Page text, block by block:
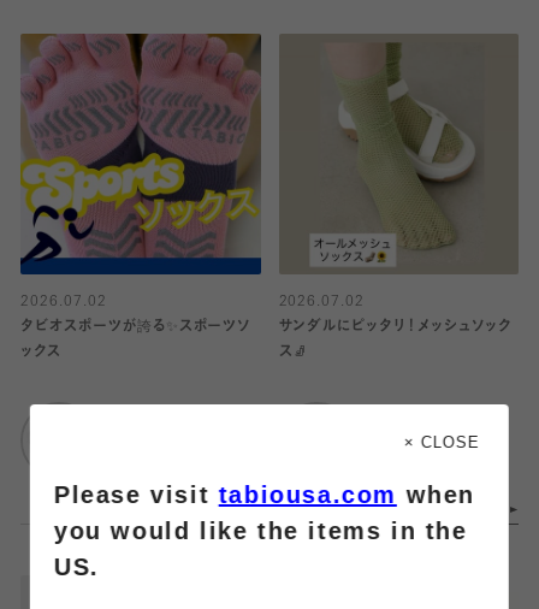
2026.07.02
タビオスポーツが誇る✨スポーツソ
ックス
2026.07.02
サンダルにピッタリ！メッシュソック
ス🧦
ルミネ横浜店
× CLOSE
Please visittabiousa.com when
you would like the items in the
US.